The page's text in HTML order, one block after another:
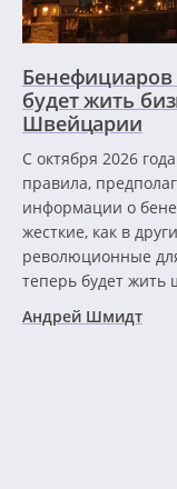
Бенефициаров
будет жить
Швейцарии
С октября 2026
правила,
информации о
жесткие, как в
революционные
теперь будет жить
Андрей Шмидт